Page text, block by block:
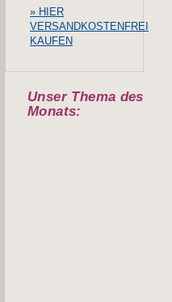
» HIER
VERSANDKOSTENFREI
KAUFEN
Unser Thema des
Monats: